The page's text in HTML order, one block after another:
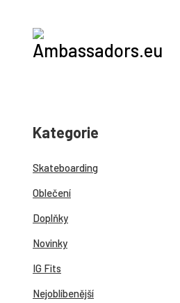
Kategorie
Skateboarding
Oblečení
Doplňky
Novinky
IG Fits
Nejoblíbenější